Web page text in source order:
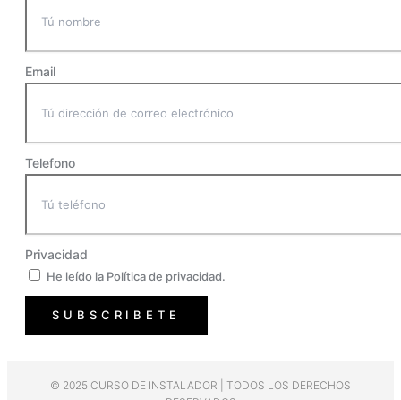
Email
Telefono
Privacidad
He leído la Política de privacidad.
SUBSCRIBETE
© 2025 CURSO DE INSTALADOR | TODOS LOS DERECHOS